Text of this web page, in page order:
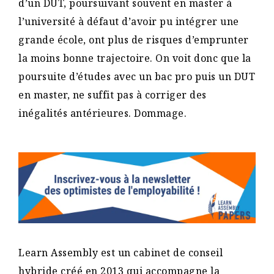
d’un DUT, poursuivant souvent en master à
l’université à défaut d’avoir pu intégrer une
grande école, ont plus de risques d’emprunter
la moins bonne trajectoire. On voit donc que la
poursuite d’études avec un bac pro puis un DUT
en master, ne suffit pas à corriger des
inégalités antérieures. Dommage.
Learn Assembly est un cabinet de conseil
hybride créé en 2013 qui accompagne la